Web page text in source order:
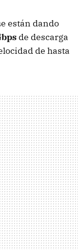
están dando
de descarga
de hasta